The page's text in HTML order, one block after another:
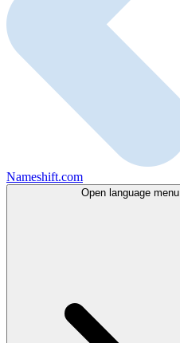
Nameshift.com
Open language menu